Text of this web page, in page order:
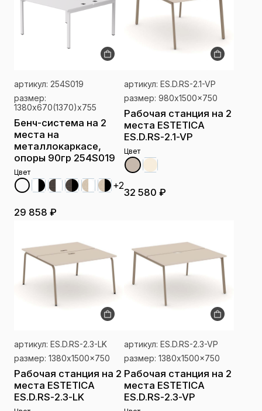
артикул: 254S019
размер:
1380х670(1370)x755
Бенч-система на 2
места на
металлокаркасе,
опоры 90гр 254S019
Цвет
+2
29 858 ₽
артикул: ES.D.RS-2.1-VP
размер: 980x1500x750
Рабочая станция на 2
места ESTETICA
ES.D.RS-2.1-VP
Цвет
32 580 ₽
артикул: ES.D.RS-2.3-LK
размер: 1380x1500x750
Рабочая станция на 2
места ESTETICA
ES.D.RS-2.3-LK
артикул: ES.D.RS-2.3-VP
размер: 1380x1500x750
Рабочая станция на 2
места ESTETICA
ES.D.RS-2.3-VP